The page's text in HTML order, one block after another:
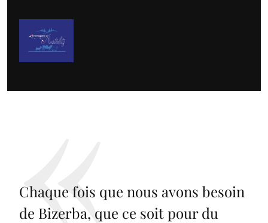
Chaque fois que nous avons besoin
de Bizerba, que ce soit pour du